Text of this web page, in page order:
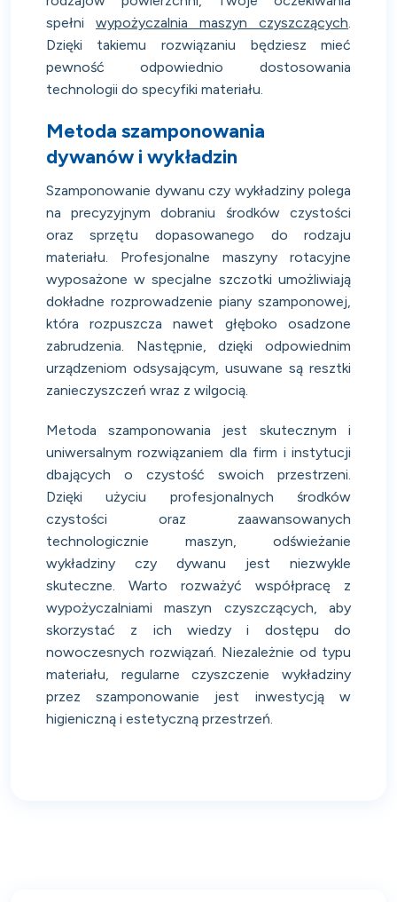
spełni wypożyczalnia maszyn czyszczących
Dzięki takiemu rozwiązaniu będziesz mieć
pewność odpowiednio dostosowania
technologii do specyfiki materiału.
Metoda szamponowania
dywanów i wykładzin
Szamponowanie dywanu czy wykładziny polega
na precyzyjnym dobraniu środków czystości
oraz sprzętu dopasowanego do rodzaju
materiału. Profesjonalne maszyny rotacyjne
wyposażone w specjalne szczotki umożliwiają
dokładne rozprowadzenie piany szamponowej,
która rozpuszcza nawet głęboko osadzone
zabrudzenia. Następnie, dzięki odpowiednim
urządzeniom odsysającym, usuwane są resztki
zanieczyszczeń wraz z wilgocią.
Metoda szamponowania jest skutecznym i
uniwersalnym rozwiązaniem dla firm i instytucji
dbających o czystość swoich przestrzeni.
Dzięki użyciu profesjonalnych środków
czystości oraz zaawansowanych
technologicznie maszyn, odświeżanie
wykładziny czy dywanu jest niezwykle
skuteczne. Warto rozważyć współpracę z
wypożyczalniami maszyn czyszczących, aby
skorzystać z ich wiedzy i dostępu do
nowoczesnych rozwiązań. Niezależnie od typu
materiału, regularne czyszczenie wykładziny
przez szamponowanie jest inwestycją w
higieniczną i estetyczną przestrzeń.